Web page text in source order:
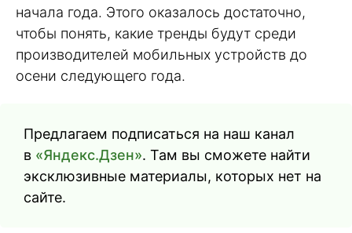
начала года. Этого оказалось достаточно,
чтобы понять, какие тренды будут среди
производителей мобильных устройств до
осени следующего года.
Предлагаем подписаться на наш канал
в «Яндекс.Дзен». Там вы сможете найти
эксклюзивные материалы, которых нет на
сайте.